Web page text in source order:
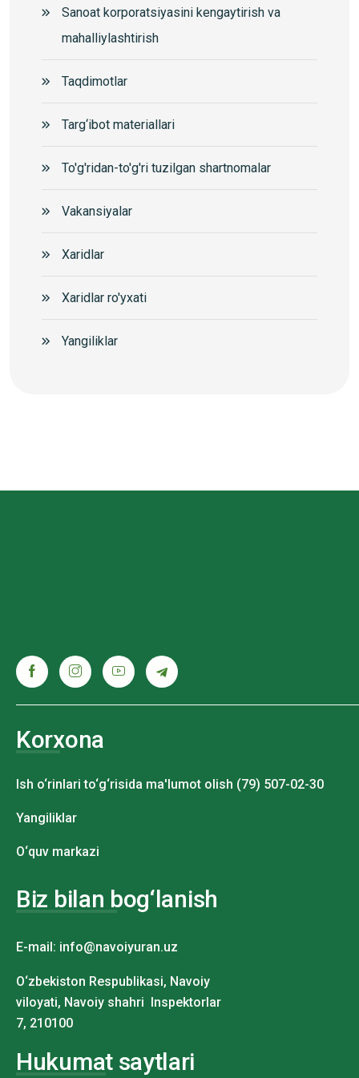
Sanoat korporatsiyasini kengaytirish va
mahalliylashtirish
Taqdimotlar
Targ‘ibot materiallari
To'g'ridan-to'g'ri tuzilgan shartnomalar
Vakansiyalar
Xaridlar
Xaridlar ro'yxati
Yangiliklar
Korxona
Ish o‘rinlari to‘g‘risida ma'lumot olish (79) 507-02-30
Yangiliklar
O‘quv markazi
Biz bilan bog‘lanish
E-mail: info@navoiyuran.uz
O‘zbekiston Respublikasi, Navoiy
viloyati, Navoiy shahri Inspektorlar
7, 210100
Hukumat saytlari